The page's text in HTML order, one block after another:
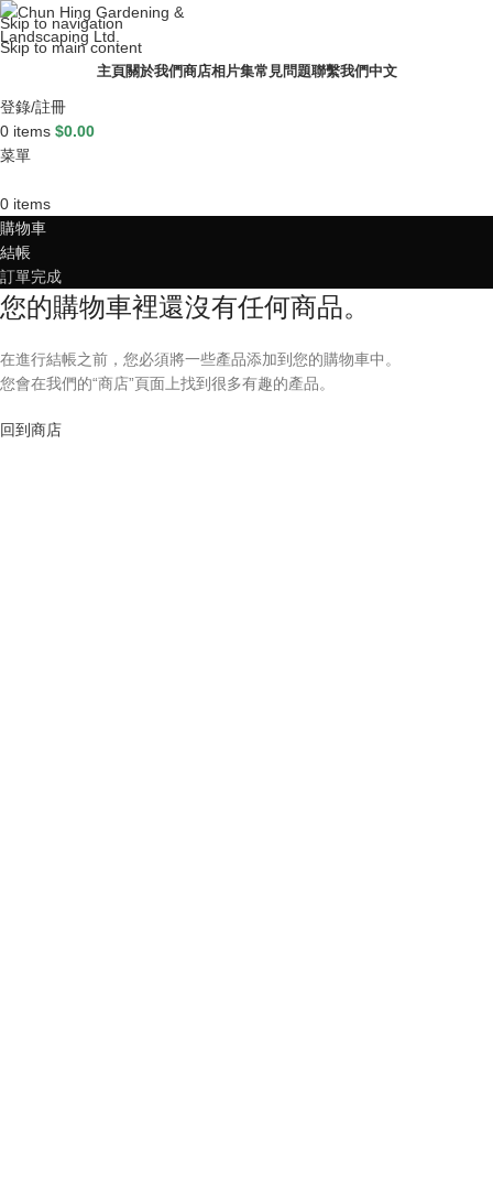
Skip to navigation
Skip to main content
主頁關於我們商店相片集常見問題聯繫我們中文
登錄/註冊
0 items $0.00
菜單
0 items
購物車
結帳
訂單完成
您的購物車裡還沒有任何商品。
在進行結帳之前，您必須將一些產品添加到您的購物車中。
您會在我們的“商店”頁面上找到很多有趣的產品。
回到商店